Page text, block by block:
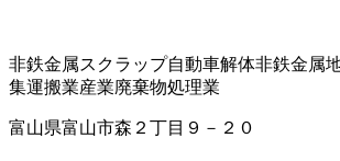
非鉄金属スクラップ自動車解体非鉄金属
集運搬業産業廃棄物処理業
富山県富山市森２丁目９－２０